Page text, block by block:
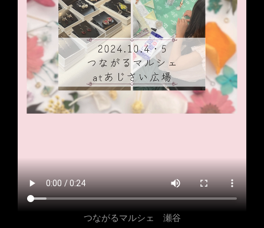
つながるマルシェ 瀬谷